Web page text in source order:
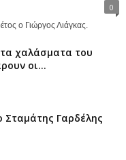
0
ο Γιώργος Λιάγκας.
χαλάσματα του
οι...
Σταμάτης Γαρδέλης